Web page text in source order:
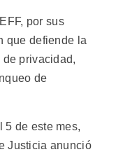
por sus
que defiende la
de privacidad,
de
5 de este mes,
Justicia anunció